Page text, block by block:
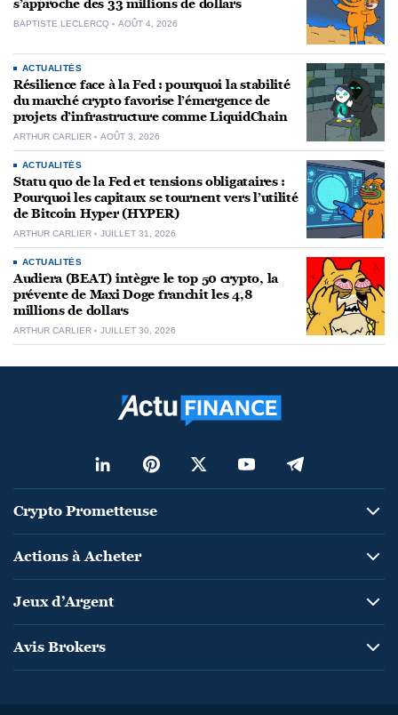
s’approche des 33 millions de dollars
BAPTISTE LECLERCQ AOÛT 4, 2026
ACTUALITÉS
Résilience face à la Fed : pourquoi la stabilité
du marché crypto favorise l’émergence de
projets d’infrastructure comme LiquidChain
ARTHUR CARLIER AOÛT 3, 2026
ACTUALITÉS
Statu quo de la Fed et tensions obligataires :
Pourquoi les capitaux se tournent vers l’utilité
de Bitcoin Hyper (HYPER)
ARTHUR CARLIER JUILLET 31, 2026
ACTUALITÉS
Audiera (BEAT) intègre le top 50 crypto, la
prévente de Maxi Doge franchit les 4,8
millions de dollars
ARTHUR CARLIER JUILLET 30, 2026
Crypto Prometteuse
Actions à Acheter
Jeux d’Argent
Avis Brokers